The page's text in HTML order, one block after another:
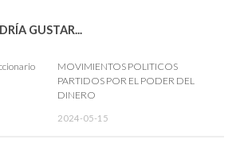
GUSTAR...
MOVIMIENTOS POLITICOS
PARTIDOS POR EL PODER DEL
DINERO
2024-05-15